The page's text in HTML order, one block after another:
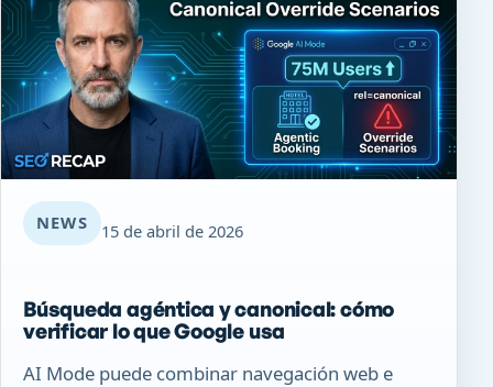
NEWS 15 de abril de 2026
Búsqueda agéntica y canonical: cómo
verificar lo que Google usa
AI Mode puede combinar navegación web e